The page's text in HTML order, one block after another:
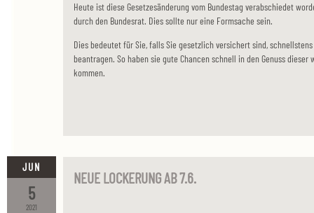
Heute ist diese Gesetzesänderung vom Bundestag verabschiedet
durch den Bundesrat. Dies sollte nur eine Formsache sein.
Dies bedeutet für Sie, falls Sie gesetzlich versichert sind,
beantragen. So haben sie gute Chancen schnell in den Genuss
kommen.
2021
5
JUN
NEUE LOCKERUNG AB 7.6.